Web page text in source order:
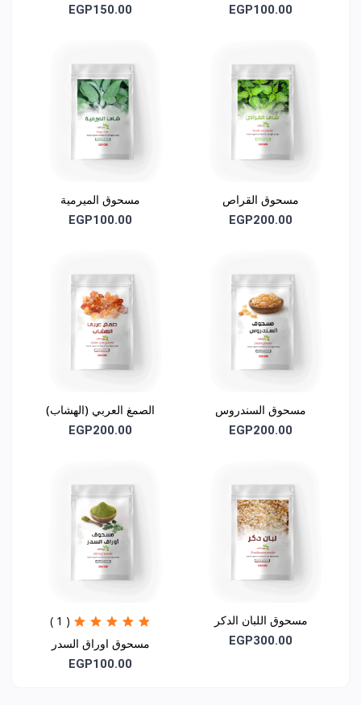
المباشرة
🌱 الجودة والنقاء
خالٍ من الإضافات الصناعية
هذا المنتج مكمل غذائي عشبي طبيعي وليس له أي خواص علاجية
أو دوائية مباشرة، ولا يُستخدم كبديل عن العلاج الطبي.
EGP100.00
EGP150.00
مسحوق القراص
EGP200.00
مسحوق الميرمية
EGP100.00
مسحوق السندروس
العضوي
EGP200.00
الصمغ العربي (الهشاب)
EGP200.00
مسحوق اللبان الدكر
EGP300.00
( 1 )
مسحوق اوراق السدر
EGP100.00